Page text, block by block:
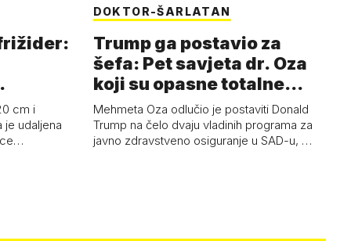
cm i
je udaljena
DOKTOR-ŠARLATAN
Trump ga postavio za
šefa: Pet savjeta dr. Oza
koji su opasne totalne
budalašti…
Mehmeta Oza odlučio je postaviti Donald
Trump na čelo dvaju vladinih programa za
javno zdravstveno osiguranje u SAD-u, …